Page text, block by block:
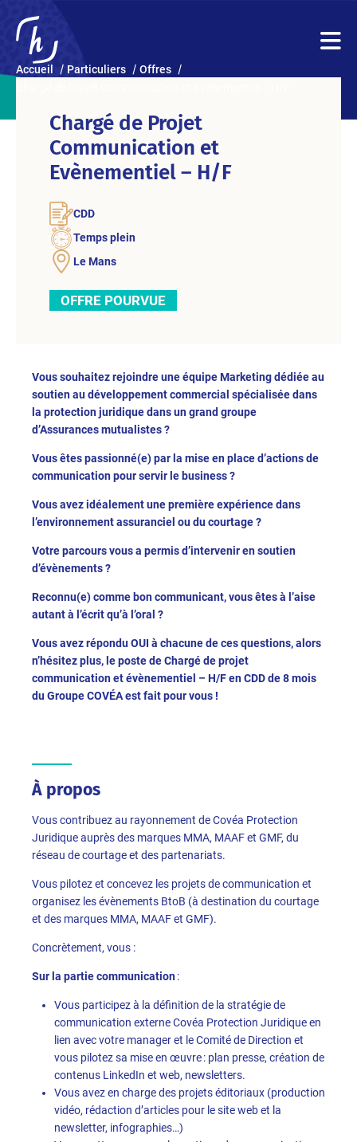
Accueil Particuliers
Offres
Chargé de Projet
Communication et
Evènementiel – H/F
CDD
Temps plein
Le Mans
OFFRE POURVUE
Vous souhaitez rejoindre une équipe Marketing dédiée au
soutien au développement commercial spécialisée dans
la protection juridique dans un grand groupe
d’Assurances mutualistes ?
Vous êtes passionné(e) par la mise en place d’actions de
communication pour servir le business ?
Vous avez idéalement une première expérience dans
l’environnement assuranciel ou du courtage ?
Votre parcours vous a permis d’intervenir en soutien
d’évènements ?
Reconnu(e) comme bon communicant, vous êtes à l’aise
autant à l’écrit qu’à l’oral ?
Vous avez répondu OUI à chacune de ces questions, alors
n’hésitez plus, le poste de Chargé de projet
communication et évènementiel – H/F en CDD de 8 mois
du Groupe COVÉA est fait pour vous !
À propos
Vous contribuez au rayonnement de Covéa Protection
Juridique auprès des marques MMA, MAAF et GMF, du
réseau de courtage et des partenariats.
Vous pilotez et concevez les projets de communication et
organisez les évènements BtoB (à destination du courtage
et des marques MMA, MAAF et GMF).
Concrètement, vous :
Sur la partie communication:
Vous participez à la définition de la stratégie de
communication externe Covéa Protection Juridique en
lien avec votre manager et le Comité de Direction et
vous pilotez sa mise en œuvre : plan presse, création de
contenus LinkedIn et web, newsletters.
Vous avez en charge des projets éditoriaux (production
vidéo, rédaction d’articles pour le site web et la
newsletter, infographies…)